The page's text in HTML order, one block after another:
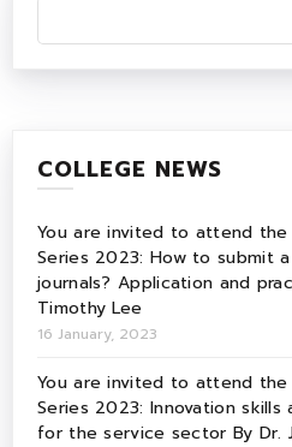
COLLEGE NEWS
You are invited to attend the
Series 2023: How to submit
journals? Application and
Timothy Lee
16 January, 2023
You are invited to attend the
Series 2023: Innovation
for the service sector By Dr.